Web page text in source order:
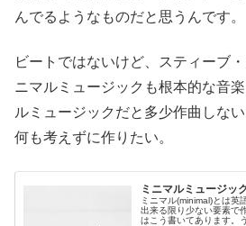
んでるようなものだと思うんです。
ビートではないけど、スティーブ
ニマルミュージックも根本的な音
ルミュージックだと多少作曲しな
何も考えずに作りたい。
ミニマルミュージッ
ミニマル(minimal)とは英
出来る限り少ない要素で
はこう書いてあります。